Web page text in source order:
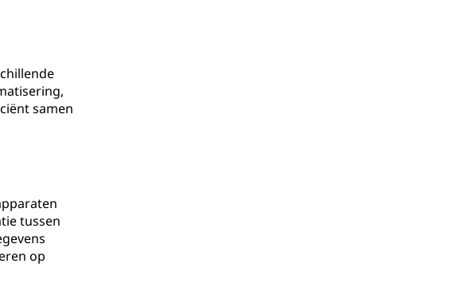
samen
tussen
op